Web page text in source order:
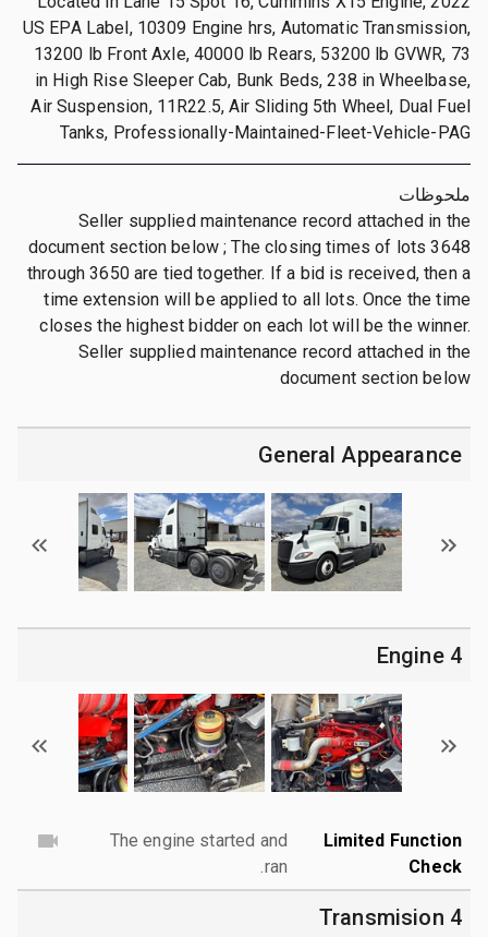
US EPA Label, 10309 Engine hrs, Automatic Transmission,
13200 lb Front Axle, 40000 lb Rears, 53200 lb GVWR, 73
in High Rise Sleeper Cab, Bunk Beds, 238 in Wheelbase,
Air Suspension, 11R22.5, Air Sliding 5th Wheel, Dual Fuel
Tanks, Professionally-Maintained-Fleet-Vehicle-PAG
ملحوظات
Seller supplied maintenance record attached in the
document section below ; The closing times of lots 3648
through 3650 are tied together. If a bid is received, then a
time extension will be applied to all lots. Once the time
closes the highest bidder on each lot will be the winner.
Seller supplied maintenance record attached in the
document section below
General Appearance
4 Engine
Limited Function
Check
The engine started and
ran.
4 Transmision